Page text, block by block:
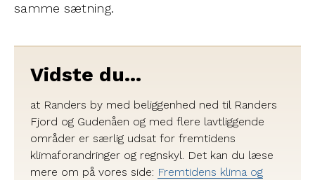
samme sætning.
Vidste du...
at Randers by med beliggenhed ned til Randers
Fjord og Gudenåen og med flere lavtliggende
områder er særlig udsat for fremtidens
klimaforandringer og regnskyl. Det kan du læse
mere om på vores side: Fremtidens klima og